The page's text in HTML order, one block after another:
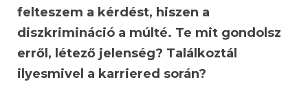
felteszem a kérdést, hiszen a
diszkrimináció a múlté. Te mit gondolsz
erről, létező jelenség? Találkoztál
ilyesmivel a karriered során?